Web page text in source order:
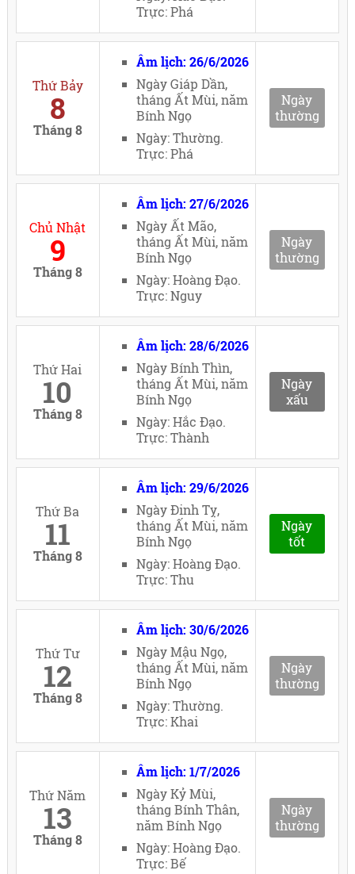
Trực: Phá
Thứ Bảy
8
Tháng 8
Âm lịch: 26/6/2026
Ngày Giáp Dần,
tháng Ất Mùi, năm
Bính Ngọ
Ngày: Thường.
Trực: Phá
Ngày
thường
Chủ Nhật
9
Tháng 8
Âm lịch: 27/6/2026
Ngày Ất Mão,
tháng Ất Mùi, năm
Bính Ngọ
Ngày: Hoàng Đạo.
Trực: Nguy
Ngày
thường
Thứ Hai
10
Tháng 8
Âm lịch: 28/6/2026
Ngày Bính Thìn,
tháng Ất Mùi, năm
Bính Ngọ
Ngày: Hắc Đạo.
Trực: Thành
Ngày
xấu
Thứ Ba
11
Tháng 8
Âm lịch: 29/6/2026
Ngày Đinh Tỵ,
tháng Ất Mùi, năm
Bính Ngọ
Ngày: Hoàng Đạo.
Trực: Thu
Ngày
tốt
Thứ Tư
12
Tháng 8
Âm lịch: 30/6/2026
Ngày Mậu Ngọ,
tháng Ất Mùi, năm
Bính Ngọ
Ngày: Thường.
Trực: Khai
Ngày
thường
Thứ Năm
13
Tháng 8
Âm lịch: 1/7/2026
Ngày Kỷ Mùi,
tháng Bính Thân,
năm Bính Ngọ
Ngày: Hoàng Đạo.
Trực: Bế
Ngày
thường